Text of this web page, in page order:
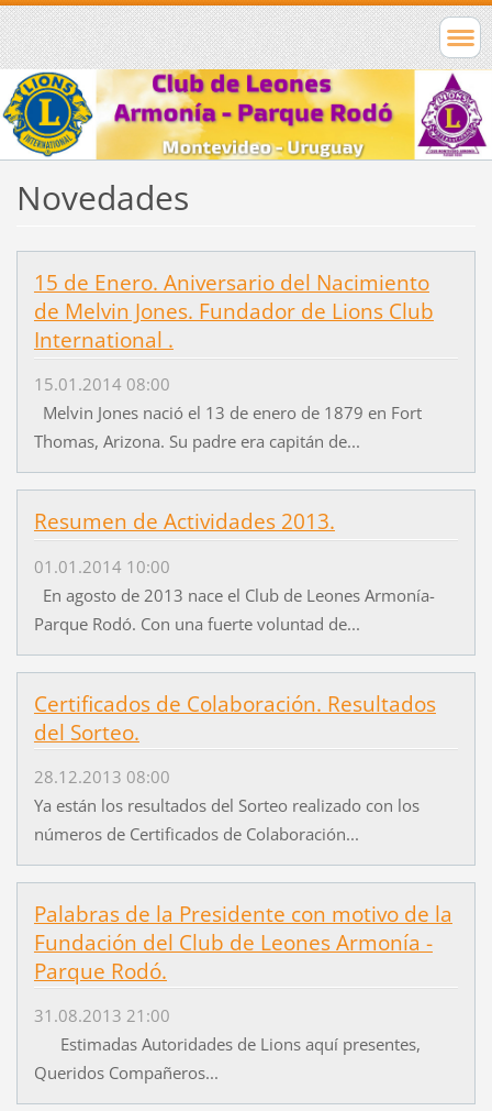
Novedades
15 de Enero. Aniversario del Nacimiento
de Melvin Jones. Fundador de Lions Club
International .
15.01.2014 08:00
Melvin Jones nació el 13 de enero de 1879 en Fort
Thomas, Arizona. Su padre era capitán de...
Resumen de Actividades 2013.
01.01.2014 10:00
En agosto de 2013 nace el Club de Leones Armonía-
Parque Rodó. Con una fuerte voluntad de...
Certificados de Colaboración. Resultados
del Sorteo.
28.12.2013 08:00
Ya están los resultados del Sorteo realizado con los
números de Certificados de Colaboración...
Palabras de la Presidente con motivo de la
Fundación del Club de Leones Armonía -
Parque Rodó.
31.08.2013 21:00
Estimadas Autoridades de Lions aquí presentes,
Queridos Compañeros...